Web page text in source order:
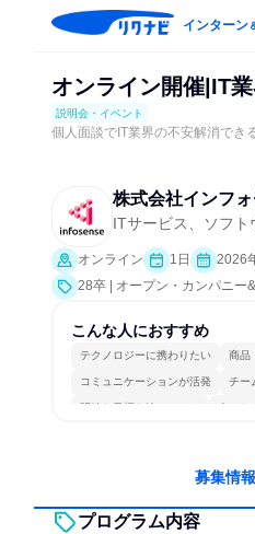
インターン
オンライン開催|IT
説明会・イベント
個人面談でIT業界の不安解消でき
株式会社インフ
ITサービス、ソフ
オンライン 1日
2026
28卒 | オープン・カンパニー
こんな人におすすめ
テクノロジーに携わりたい 商品
コミュニケーションが活発 チー
明確な目標を追いかける 人とた
募集情報
プログラム内容